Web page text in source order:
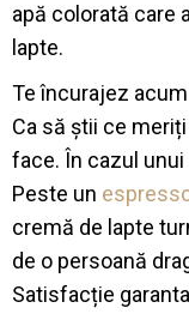
apă colorată care
lapte.
Te încurajez
Ca să știi ce
face. În cazul
Peste un
cremă de lapte
de o persoană
Satisfacție